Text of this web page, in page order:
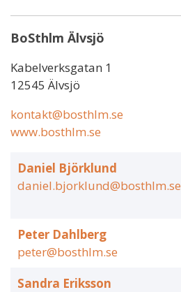
BoSthlm Älvsjö
Kabelverksgatan 1
12545 Älvsjö
kontakt@bosthlm.se
www.bosthlm.se
Daniel Björklund
daniel.bjorklund@bosthlm.se
Peter Dahlberg
peter@bosthlm.se
Sandra Eriksson